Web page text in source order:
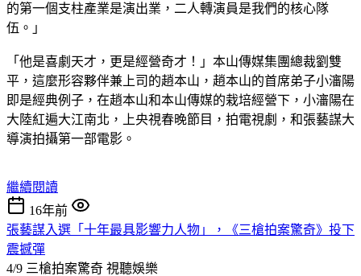
的第一個支柱產業是演出業，二人轉演員是我們的核心隊
伍。」
「他是喜劇天才，更是經營奇才！」本山傳媒集團總裁劉雙
平，這麼形容夥伴兼上司的趙本山，趙本山的首席弟子小瀋陽
即是經典例子，在趙本山和本山傳媒的栽培經營下，小瀋陽在
大陸紅遍大江南北，上央視春晚節目，拍電視劇，和張藝謀大
導演拍攝第一部電影。
繼續閱讀
16年前
張藝謀入選「十年最具影響力人物」，《三槍拍案驚奇》投下
震撼彈
4/9 三槍拍案驚奇 視聽娛樂